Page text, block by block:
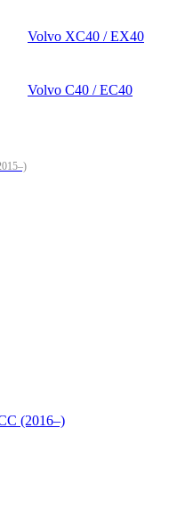
Volvo XC40 / EX40
Volvo C40 / EC40
(2016–)